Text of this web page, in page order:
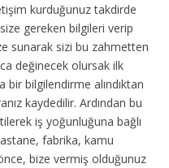
kurduğunuz takdirde
gereken bilgileri verip
sunarak sizi bu zahmetten
değinecek olursak ilk
bir bilgilendirme alındıktan
kaydedilir. Ardından bu
iş yoğunluğuna bağlı
fabrika, kamu
bize vermiş olduğunuz